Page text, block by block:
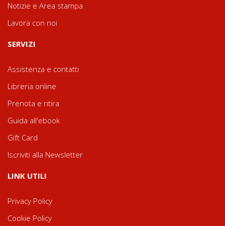
Notizie e Area stampa
Lavora con noi
SERVIZI
Assistenza e contatti
Libreria online
Prenota e ritira
Guida all'ebook
Gift Card
Iscriviti alla Newsletter
LINK UTILI
Privacy Policy
Cookie Policy